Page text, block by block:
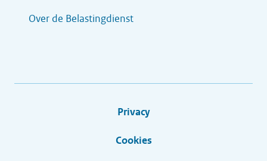
Over de Belastingdienst
Privacy
Cookies